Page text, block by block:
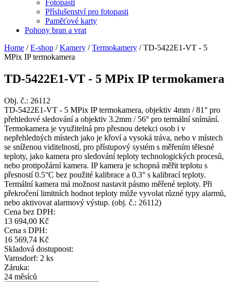
Fotopasti
Příslušenství pro fotopasti
Paměťové karty
Pohony bran a vrat
Home / E-shop / Kamery / Termokamery /TD-5422E1-VT - 5
MPix IP termokamera
TD-5422E1-VT - 5 MPix IP termokamera
Obj. č.: 26112
TD-5422E1-VT - 5 MPix IP termokamera, objektiv 4mm / 81° pro
přehledové sledování a objektiv 3.2mm / 56° pro termální snímání.
Termokamera je využitelná pro přesnou detekci osob i v
nepřehledných místech jako je křoví a vysoká tráva, nebo v místech
se sníženou viditelností, pro přístupový systém s měřením tělesné
teploty, jako kamera pro sledování teploty technologických procesů,
nebo protipožární kamera. IP kamera je schopná měřit teplotu s
přesností 0.5°C bez použité kalibrace a 0.3° s kalibrací teploty.
Termální kamera má možnost nastavit pásmo měřené teploty. Při
překročení limitních hodnot teploty může vyvolat různé typy alarmů,
nebo aktivovat alarmový výstup. (obj. č.: 26112)
Cena bez DPH:
13 694,00 Kč
Cena s DPH:
16 569,74 Kč
Skladová dostupnost:
Varnsdorf: 2 ks
Záruka:
24 měsíců